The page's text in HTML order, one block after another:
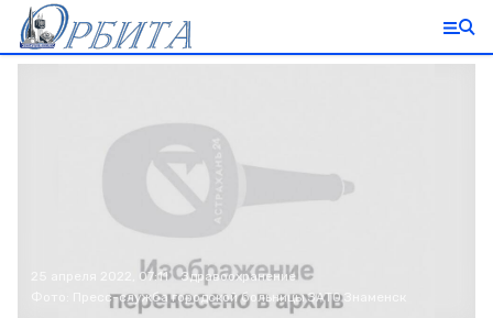
25 апреля 2022, 07:11
Здравоохранение
Пресс-служба городской больницы ЗАТО Знаменск